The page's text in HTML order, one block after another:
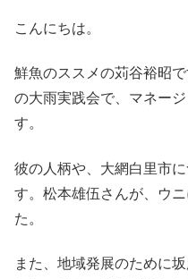
こんにちは。
鮮魚のススメの苅谷裕昭
の大雨実践会で、マネー
す。
彼の人柄や、大網白里市
す。松本雄伍さんが、ウ
た。
また、地域発展のために